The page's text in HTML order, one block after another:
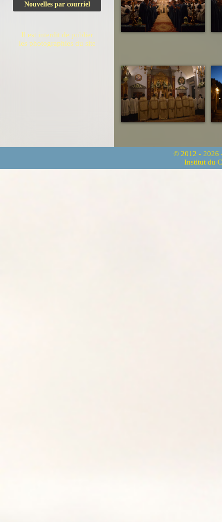
Nouvelles par courriel
Il est interdit de publier
les photographies du site
© 2012 -
Institut du